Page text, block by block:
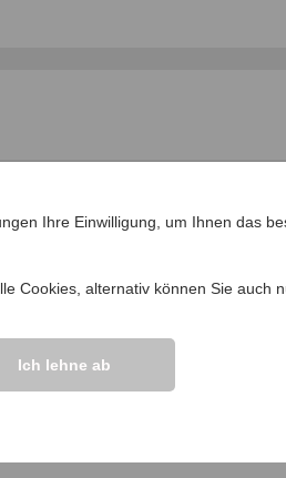
IHRE FRAGEN
Frage stellen
Ihre Einwilligung, um Ihnen das
Cookies, alternativ können Sie auch
Ich lehne ab